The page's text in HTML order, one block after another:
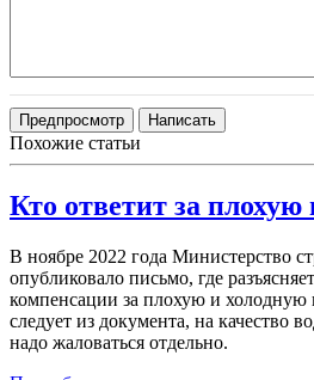
Похожие статьи
Кто ответит за плохую
В ноябре 2022 года Министерство
опубликовало письмо, где
компенсации за плохую и холодную
следует из документа, на качество
надо жаловаться отдельно.